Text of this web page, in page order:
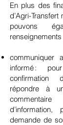
En plus des
d’Agri-
pouvons
communiquer
informé :
confirmation
répondre à
demande de